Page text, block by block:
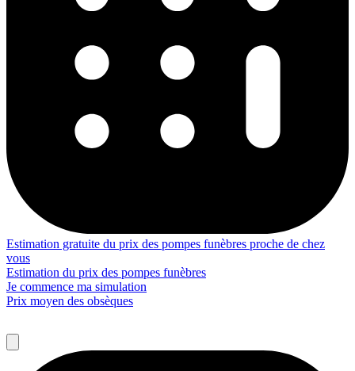
Estimation gratuite du prix des pompes funèbres proche de chez
vous
Estimation du prix des pompes funèbres
Je commence ma simulation
Prix moyen des obsèques